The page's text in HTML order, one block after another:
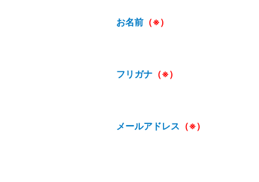
お名前 （※）
フリガナ （※）
メールアドレス （※）